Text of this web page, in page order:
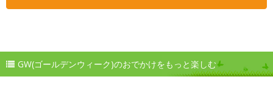
GW(ゴールデンウィーク)のおでかけをもっと楽しむ